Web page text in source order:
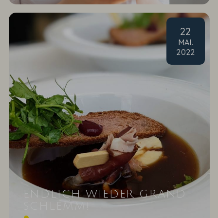
22
MAI.
2022
ENDLICH WIEDER GRAND
SCHLEMM!